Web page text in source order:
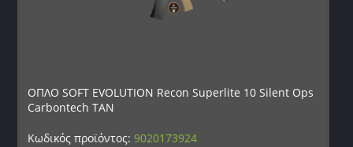
ΟΠΛΟ SOFT EVOLUTION Recon Superlite 10 Silent Ops
Carbontech TAN
Κωδικός προϊόντος:9020173924